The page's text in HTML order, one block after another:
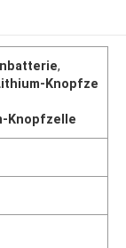
,
Knopfze
Knopfzelle